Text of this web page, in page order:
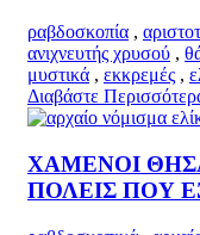
ραβδοσκοπία ,
ανιχνευτής χρυσού ,
μυστικά , εκκρεμές ,
Διαβάστε
ΧΑΜΕΝΟΙ
ΠΟΛΕΙΣ ΠΟΥ